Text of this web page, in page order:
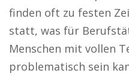
finden oft zu festen
statt, was für
Menschen mit vollen
problematisch sein